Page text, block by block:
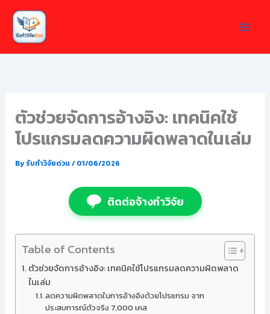
Skip
content
ตัวช่วยจัดการอ้างอิง: เทคนิคใช้
โปรแกรมลดความผิดพลาดในเล่ม
Byรับทำวิจัยด่วน / 01/06/2026
ติดต่อจ้างทำวิจัย
Table of Contents
ตัวช่วยจัดการอ้างอิง: เทคนิคใช้โปรแกรมลดความผิดพลาด
ในเล่ม
ลดความผิดพลาดในการอ้างอิงด้วยโปรแกรม จาก
ประสบการณ์ตัวจริง 7,000 เคส